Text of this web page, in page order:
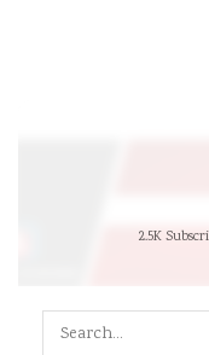
2.5K